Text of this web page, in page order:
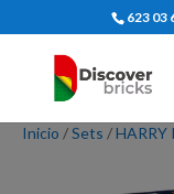
623 03
Inicio /Sets /HARRY